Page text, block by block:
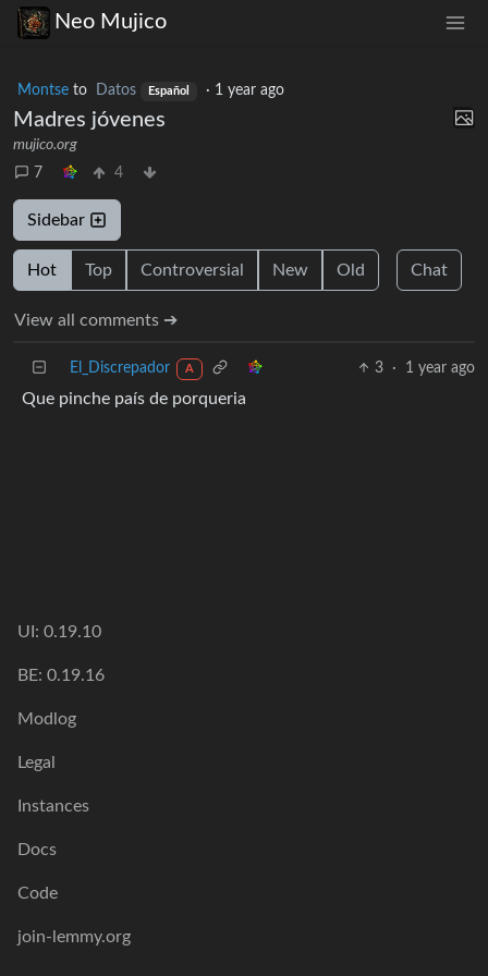
Neo Mujico
Montse to Datos Español · 1 year ago
Madres jóvenes
mujico.org
7
4
Sidebar
Hot Top Controversial New Old Chat
View all comments ➔
El_Discrepador A 3 · 1 year ago
Que pinche país de porqueria
UI: 0.19.10
BE: 0.19.16
Modlog
Legal
Instances
Docs
Code
join-lemmy.org